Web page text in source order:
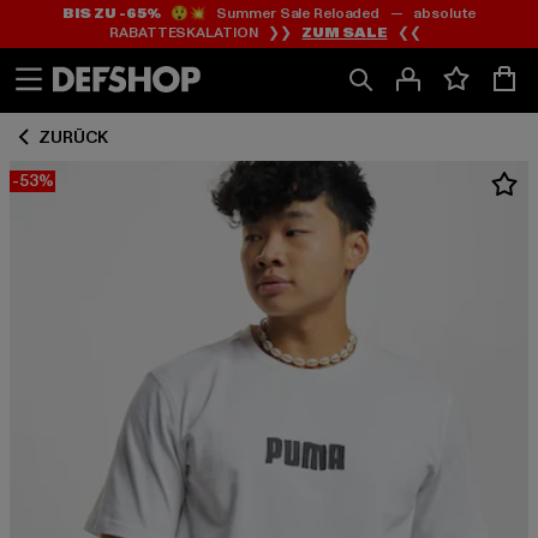
Zum
Inhalt
springen
Zum
Fußzeile
springen
BIS ZU -65%😲💥 Summer Sale Reloaded — absolute
RABATTESKALATION ❯❯ ZUM SALE ❮❮
ZURÜCK
-53%